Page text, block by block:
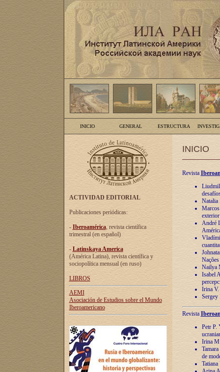
INICIO GENERAL ESTRUCTURA
ACTIVIDAD EDITORIAL
Publicaciones periódicas:
- Iberoamérica, revista científica
trimestral (en español)
- Latinskaya America
(América Latina), revista científica y
sociopolítica mensual (en ruso)
LIBROS
AEMI
Asociación de Estudios sobre el Mundo
Iberoamericano
INICIO
Revista
Natalia
André
Nailya
Isabel
Irina V.
Sergey
Revista
Petr P.
Irina
de